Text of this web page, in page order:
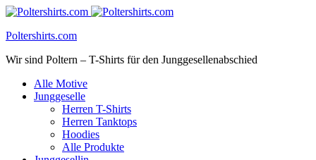
Poltershirts.com
Wir sind Poltern – T-Shirts für den Junggesellenabschied
Alle Motive
Junggeselle
Herren T-Shirts
Herren Tanktops
Hoodies
Alle Produkte